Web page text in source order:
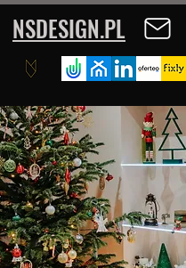
NSDESIGN.PL